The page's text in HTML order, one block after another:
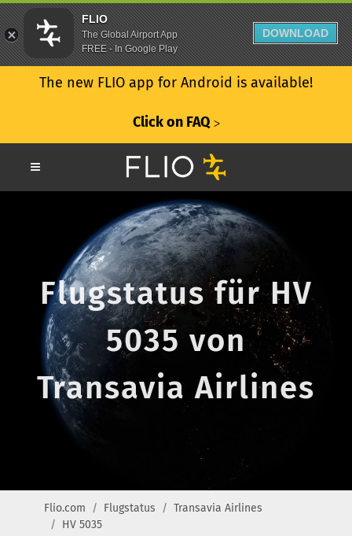
The new FLIO app for Android is available!
Click on FAQ ᐳ
Flugstatus für HV
5035 von
Transavia Airlines
Flio.com Flugstatus
Transavia Airlines
HV 5035
FLIO
The Global Airport App
FREE - In Google Play
DOWNLOAD